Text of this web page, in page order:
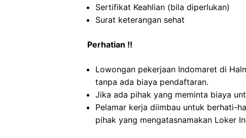
Sertifikat Keahlian (bila diperlukan)
Surat keterangan sehat
Perhatian !!
Lowongan pekerjaan Indomaret di
tanpa ada biaya pendaftaran.
Jika ada pihak yang meminta biaya
Pelamar kerja diimbau untuk berhati-
pihak yang mengatasnamakan Loker